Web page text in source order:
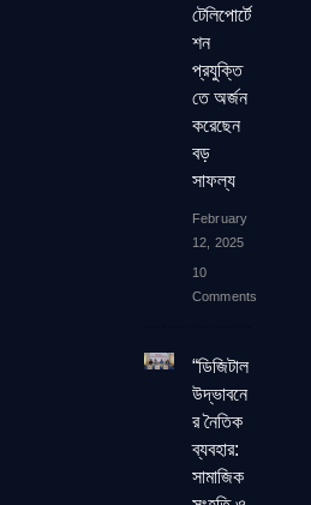
টেলিপোর্টে
শন
প্রযুক্তি
তে অর্জন
করেছেন
বড়
সাফল্য
February
12, 2025
10
Comments
“ডিজিটাল
উদ্ভাবনে
র নৈতিক
ব্যবহার:
সামাজিক